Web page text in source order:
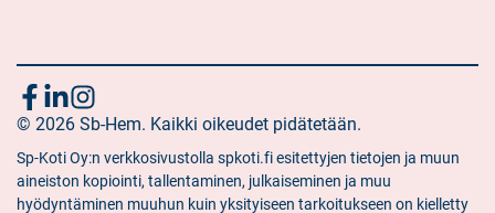
Följ
oss
Sociala
media:
facebook
Sociala
media:
linkedin
Sociala
media:
instagram
© 2026 Sb-Hem. Kaikki oikeudet pidätetään.
Sp-Koti Oy:n verkkosivustolla spkoti.fi esitettyjen tietojen ja muun
aineiston kopiointi, tallentaminen, julkaiseminen ja muu
hyödyntäminen muuhun kuin yksityiseen tarkoitukseen on kielletty